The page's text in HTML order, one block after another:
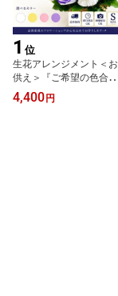
1 位
生花アレンジメント＜お
供え＞『ご希望の色合
い・イメージで花屋さん
の手作り。画像配信・立
4,400 円